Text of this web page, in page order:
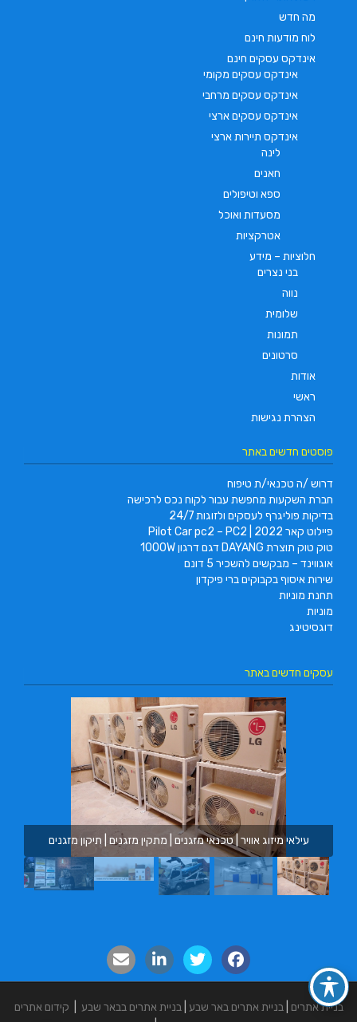
מה חדש
לוח מודעות חינם
אינדקס עסקים חינם
אינדקס עסקים מקומי
אינדקס עסקים מרחבי
אינדקס עסקים ארצי
אינדקס תיירות ארצי
לינה
חאנים
ספא וטיפולים
מסעדות ואוכל
אטרקציות
חלוציות – מידע
בני נצרים
נווה
שלומית
תמונות
סרטונים
אודות
ראשי
הצהרת נגישות
פוסטים חדשים באתר
דרוש /ה טכנאי/ת טיפוח
חברת השקעות מחפשת עבור לקוח נכס לרכישה
בדיקות פוליגרף לעסקים ולזוגות 24/7
פיילוט קאר 2022 | Pilot Car pc2 – PC2
טוק טוק תוצרת DAYANG דגם דרגון 1000W
אוגווינד – מבקשים להשכיר 5 דונם
שירות איסוף בקבוקים ברי פיקדון
תחנת מוניות
מוניות
דוגסיטינג
עסקים חדשים באתר
עילאי מיזוג אוויר | טכנאי מזגנים | מתקין מזגנים | תיקון מזגנים
בניית אתרים |בניית אתרים באר שבע |בניית אתרים בבאר שבע
קידום אתרים